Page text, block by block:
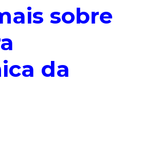
sobre
da